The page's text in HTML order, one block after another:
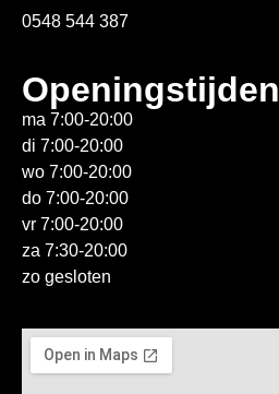
0548 544 387
Openingstijden
ma 7:00-20:00
di 7:00-20:00
wo 7:00-20:00
do 7:00-20:00
vr 7:00-20:00
za 7:30-20:00
zo gesloten